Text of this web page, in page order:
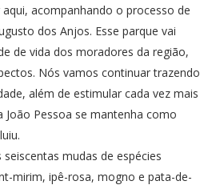
acompanhando o processo de
dos Anjos. Esse parque vai
de vida dos moradores da região,
Nós vamos continuar trazendo
além de estimular cada vez mais
Pessoa se mantenha como
mudas de espécies
mirim, ipê-rosa, mogno e pata-de-